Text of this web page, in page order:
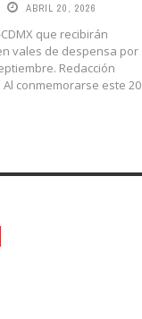
ABRIL 20, 2026
que recibirán
vales de despensa por
Redacción
conmemorarse este 20